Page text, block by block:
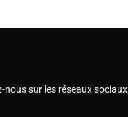
nous sur les réseaux sociaux